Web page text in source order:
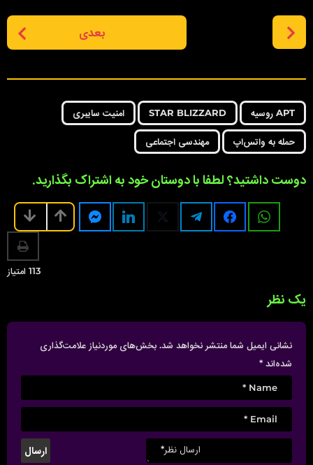
P
o
t
P
a
g
i
a
بعدی
APT روسیه ,
STAR BLIZZARD
, امنیت سایبری
حمله به واتس‌اپ مهندسی اجتماعی
دوست داشتید؟ لطفا با دوستان خود به اشتراک بگذارید.
113 امتیاز
یک نظر
نشانی ایمیل شما منتشر نخواهد شد. بخش‌های موردنیاز علامت‌گذاری
شده‌اند *